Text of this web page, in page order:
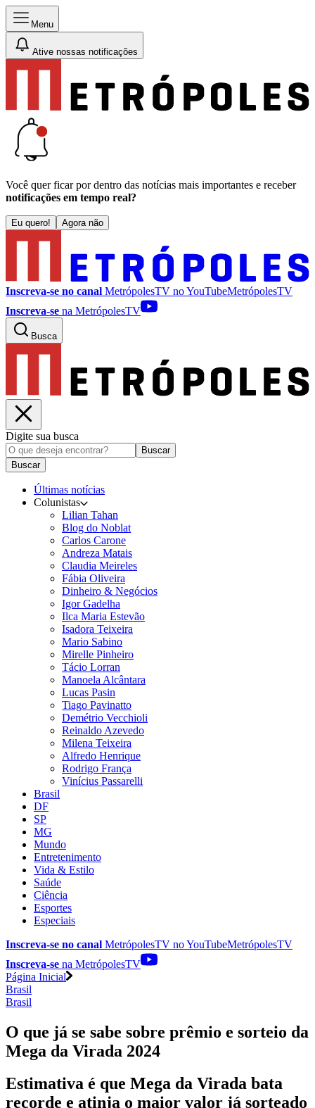
Menu
Ative nossas notificações
Você quer ficar por dentro das notícias mais importantes e receber
notificações em tempo real?
Eu quero! Agora não
Inscreva-se no canal MetrópolesTV noYouTubeMetrópolesTV
Inscreva-se na MetrópolesTV
Busca
Digite sua busca
Buscar
Buscar
Últimas notícias
Colunistas
Lilian Tahan
Blog do Noblat
Carlos Carone
Andreza Matais
Claudia Meireles
Fábia Oliveira
Dinheiro & Negócios
Igor Gadelha
Ilca Maria Estevão
Isadora Teixeira
Mario Sabino
Mirelle Pinheiro
Tácio Lorran
Manoela Alcântara
Lucas Pasin
Tiago Pavinatto
Demétrio Vecchioli
Reinaldo Azevedo
Milena Teixeira
Alfredo Henrique
Rodrigo França
Vinícius Passarelli
Brasil
DF
SP
MG
Mundo
Entretenimento
Vida & Estilo
Saúde
Ciência
Esportes
Especiais
Inscreva-se no canal MetrópolesTV noYouTubeMetrópolesTV
Inscreva-se na MetrópolesTV
Página Inicial
Brasil
Brasil
O que já se sabe sobre prêmio e sorteio da
Mega da Virada 2024
Estimativa é que Mega da Virada bata
recorde e atinja o maior valor já sorteado